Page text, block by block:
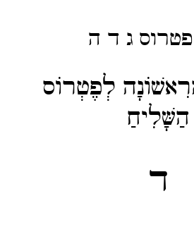
ג ד ה
לְפֶטְרוֹס
הַשָּׁלִיחַ
ד